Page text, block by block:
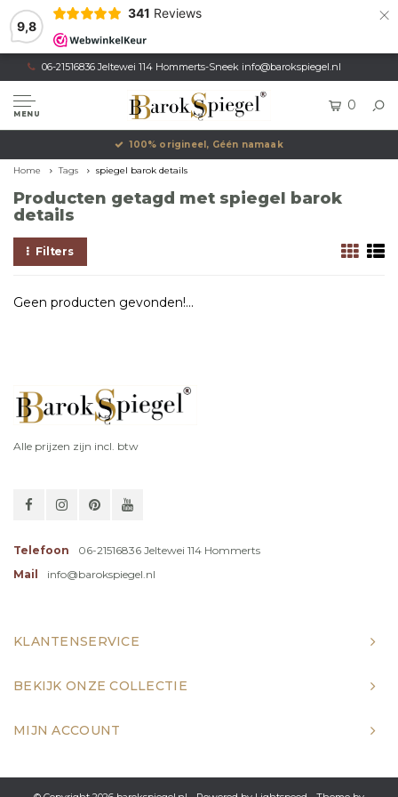
9,8
341 Reviews ×
06-21516836 Jeltewei 114 Hommerts-Sneek info@barokspiegel.nl
MENU
0
100% origineel, Géén namaak
Home Tags spiegel barok details
Producten getagd met spiegel barok
details
Filters
Geen producten gevonden!...
Alle prijzen zijn incl. btw
Telefoon
06-21516836 Jeltewei 114 Hommerts
Mail
info@barokspiegel.nl
KLANTENSERVICE
BEKIJK ONZE COLLECTIE
MIJN ACCOUNT